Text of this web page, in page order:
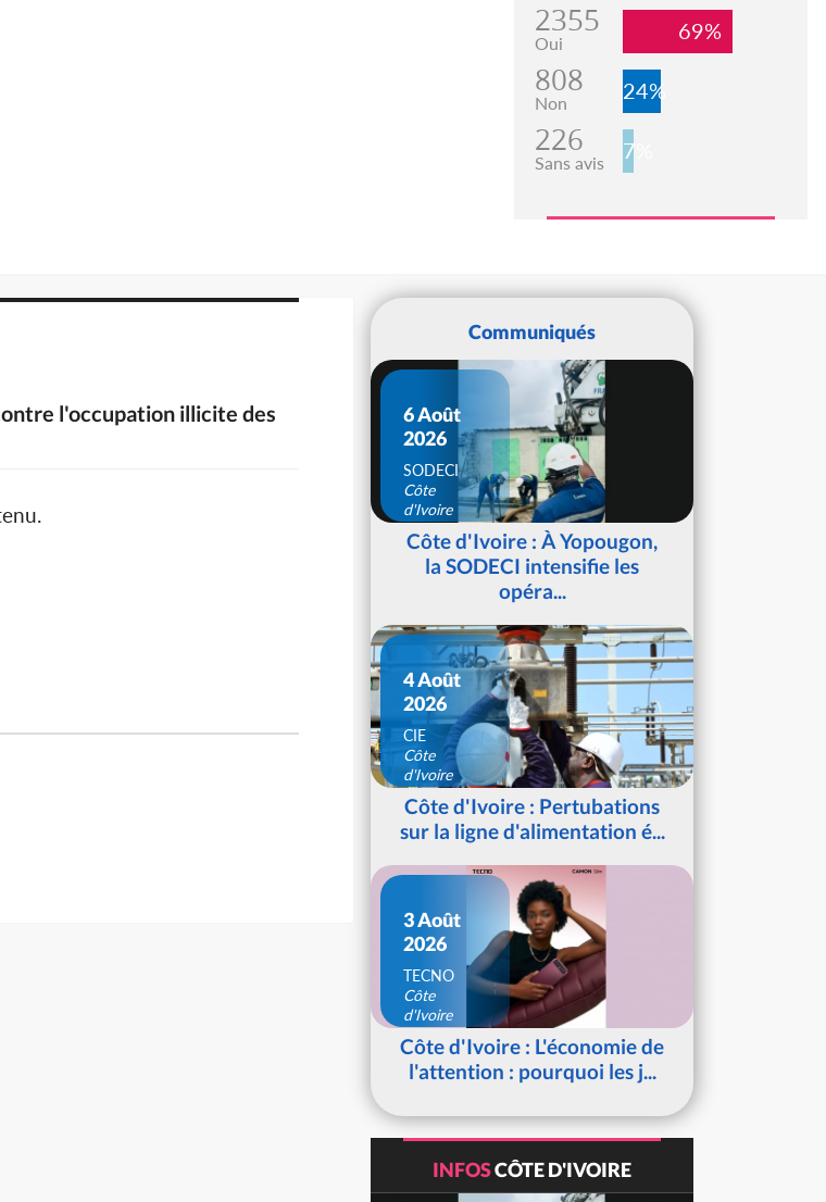
2355
Oui 69%
808
Non 24%
226
Sans avis 7%
l'occupation illicite des
Communiqués
6 Août
2026
SODECI
Côte
d'Ivoire
Côte d'Ivoire : À Yopougon,
la SODECI intensifie les
opéra...
4 Août
2026
CIE
Côte
d'Ivoire
Côte d'Ivoire : Pertubations
sur la ligne d'alimentation é...
3 Août
2026
TECNO
Côte
d'Ivoire
Côte d'Ivoire : L'économie de
l'attention : pourquoi les j...
INFOSCÔTE D'IVOIRE